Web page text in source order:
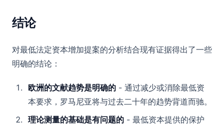
结论
对最低法定资本增加提案的分析结合现有证据得出了一些
明确的结论：
欧洲的文献趋势是明确的 - 通过减少或消除最低资
本要求，罗马尼亚将与过去二十年的趋势背道而驰。
理论测量的基础是有问题的 - 最低资本提供的保护